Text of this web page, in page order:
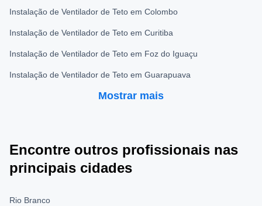
Instalação de Ventilador de Teto em Colombo
Instalação de Ventilador de Teto em Curitiba
Instalação de Ventilador de Teto em Foz do Iguaçu
Instalação de Ventilador de Teto em Guarapuava
Mostrar mais
Encontre outros profissionais nas
principais cidades
Rio Branco